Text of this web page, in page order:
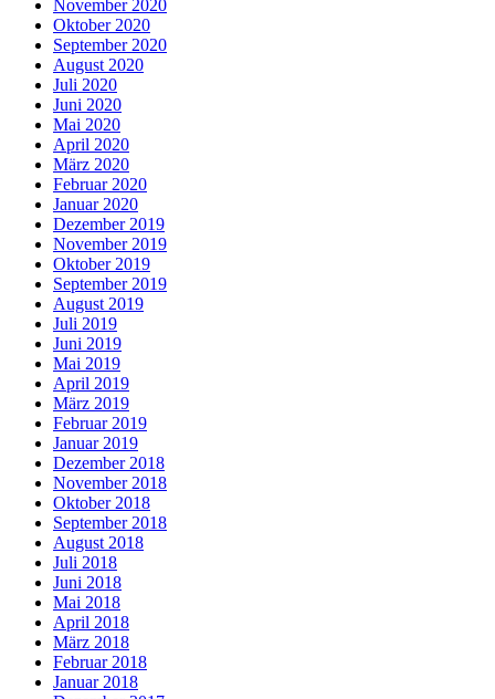
November 2020
Oktober 2020
September 2020
August 2020
Juli 2020
Juni 2020
Mai 2020
April 2020
März 2020
Februar 2020
Januar 2020
Dezember 2019
November 2019
Oktober 2019
September 2019
August 2019
Juli 2019
Juni 2019
Mai 2019
April 2019
März 2019
Februar 2019
Januar 2019
Dezember 2018
November 2018
Oktober 2018
September 2018
August 2018
Juli 2018
Juni 2018
Mai 2018
April 2018
März 2018
Februar 2018
Januar 2018